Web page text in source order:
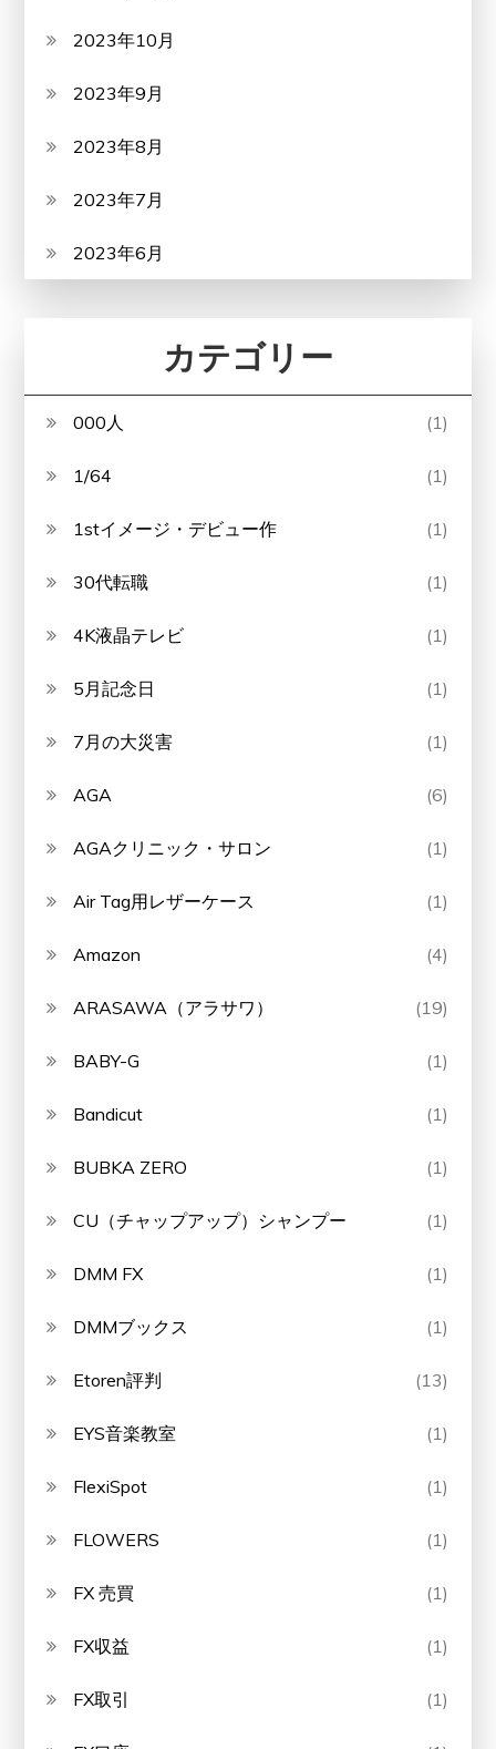
2023年10月
2023年9月
2023年8月
2023年7月
2023年6月
カテゴリー
000人 (1)
1/64 (1)
1stイメージ・デビュー作 (1)
30代転職 (1)
4K液晶テレビ (1)
5月記念日 (1)
7月の大災害 (1)
AGA (6)
AGAクリニック・サロン (1)
Air Tag用レザーケース (1)
Amazon (4)
ARASAWA（アラサワ） (19)
BABY-G (1)
Bandicut (1)
BUBKA ZERO (1)
CU（チャップアップ）シャンプー (1)
DMM FX (1)
DMMブックス (1)
Etoren評判 (13)
EYS音楽教室 (1)
FlexiSpot (1)
FLOWERS (1)
FX 売買 (1)
FX収益 (1)
FX取引 (1)